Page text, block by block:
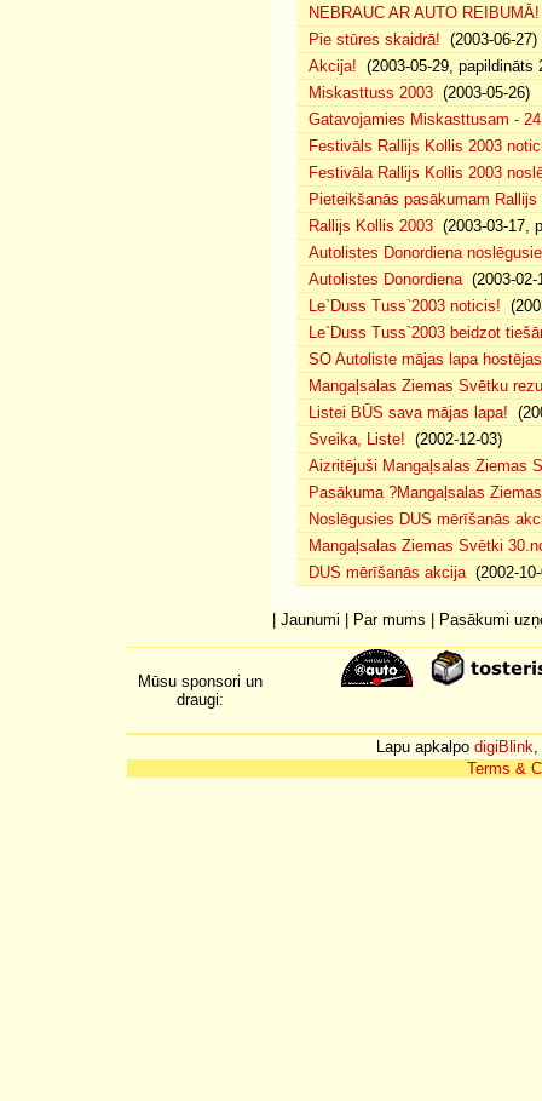
NEBRAUC AR AUTO REIBUMĀ!
Pie stūres skaidrā! (2003-06-27)
Akcija! (2003-05-29, papildināts
Miskasttuss 2003 (2003-05-26)
Gatavojamies Miskasttusam -
Festivāls Rallijs Kollis 2003
Festivāla Rallijs Kollis 2003
Pieteikšanās pasākumam
Rallijs Kollis 2003 (2003-03-17,
Autolistes Donordiena
Autolistes Donordiena(2003-02-
Le`Duss Tuss`2003 noticis!
Le`Duss Tuss`2003 beidzot
SO Autoliste mājas lapa
Mangaļsalas Ziemas Svētku
Listei BŪS sava mājas lapa!
Sveika, Liste! (2002-12-03)
Aizritējuši Mangaļsalas Ziemas
Pasākuma ?Mangaļsalas
Noslēgusies DUS mērīšanās
Mangaļsalas Ziemas Svētki
DUS mērīšanās akcija(2002-10-
Jaunumi Par mums Pasākumi
Mūsu sponsori un
draugi:
Lapu apkalpo digiBlink,
Terms &